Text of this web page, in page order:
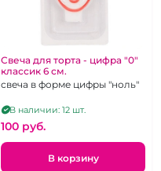
Свеча для торта - цифра "0"
классик 6 см.
свеча в форме цифры "ноль"
В наличии: 12 шт.
100 pуб.
В корзину